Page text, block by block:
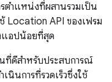
ตำแหน่งที่ผสานรวมเป็น
Location API ของเฟรม
แอปน้อยที่สุด
ที่ดีสำหรับประสบการณ์
นินการที่รวดเร็วซึ่งใช้